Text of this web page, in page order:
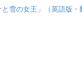
雪の女王」（英語版・